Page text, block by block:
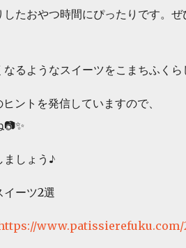
たおやつ時間にぴったりです。
るようなスイーツをこまちふく
ントを発信していますので、
ましょう♪
イーツ2選
www.patissierefuku.com/